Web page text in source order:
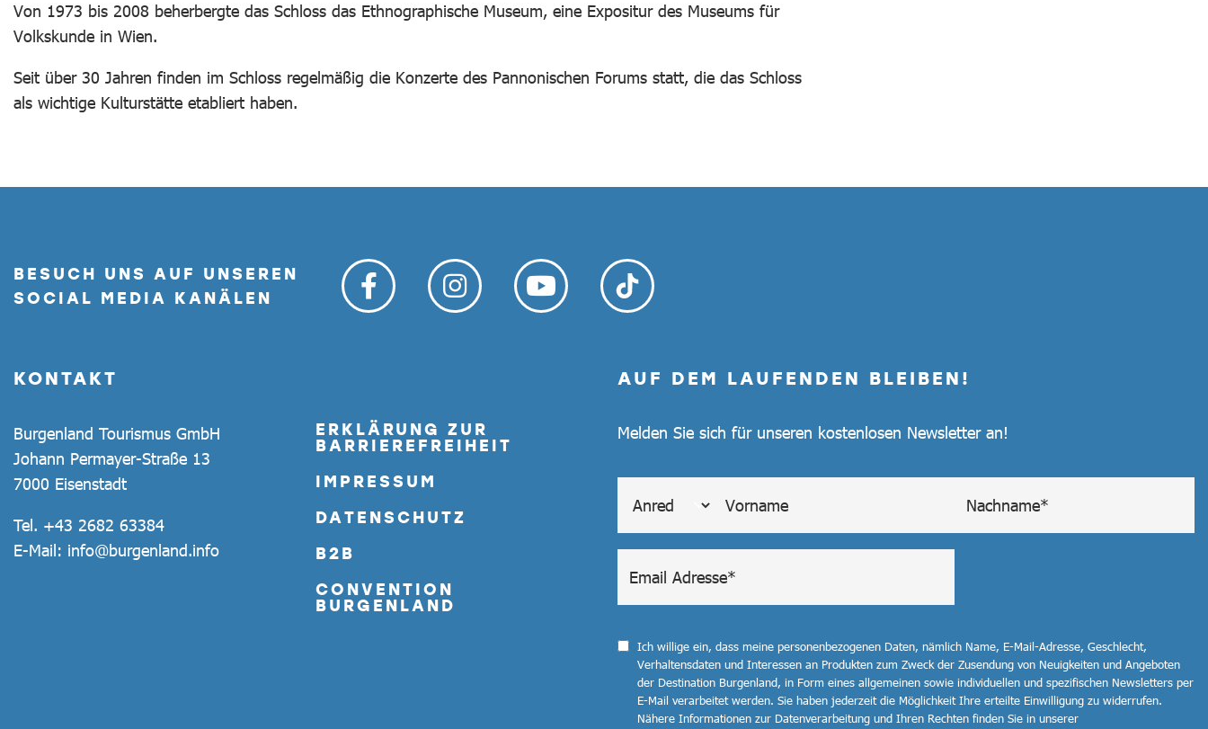
Von 1973 bis 2008 beherbergte das Schloss das Ethnographische Museum, eine Expositur des Museums für
Volkskunde in Wien.
Seit über 30 Jahren finden im Schloss regelmäßig die Konzerte des Pannonischen Forums statt, die das Schloss
als wichtige Kulturstätte etabliert haben.
BESUCH UNS AUF UNSEREN
SOCIAL MEDIA KANÄLEN
KONTAKT
Burgenland Tourismus GmbH
Johann Permayer-Straße 13
7000 Eisenstadt
Tel. +43 2682 63384
E-Mail: info@burgenland.info
ERKLÄRUNG ZUR
BARRIEREFREIHEIT
IMPRESSUM
DATENSCHUTZ
B2B
CONVENTION
BURGENLAND
AUF DEM LAUFENDEN BLEIBEN!
Melden Sie sich für unseren kostenlosen Newsletter an!
Ich willige ein, dass meine personenbezogenen Daten, nämlich Name, E-Mail-Adresse, Geschlecht,
Verhaltensdaten und Interessen an Produkten zum Zweck der Zusendung von Neuigkeiten und Angeboten
der Destination Burgenland, in Form eines allgemeinen sowie individuellen und spezifischen Newsletters per
E-Mail verarbeitet werden. Sie haben jederzeit die Möglichkeit Ihre erteilte Einwilligung zu widerrufen.
Nähere Informationen zur Datenverarbeitung und Ihren Rechten finden Sie in unserer